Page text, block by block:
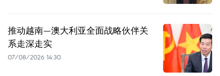
推动越南—澳大利亚全面战略伙伴关
系走深走实
07/08/2026 14:30